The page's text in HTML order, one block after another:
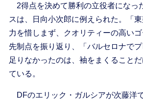
2得点を決めて勝利の立役者になっ
スは、日向小次郎に例えられた。「
力を惜しまず、クオリティーの高い
先制点を振り返り、「バルセロナで
足りなかったのは、袖をまくること
ている。
DFのエリック・ガルシアが次藤洋